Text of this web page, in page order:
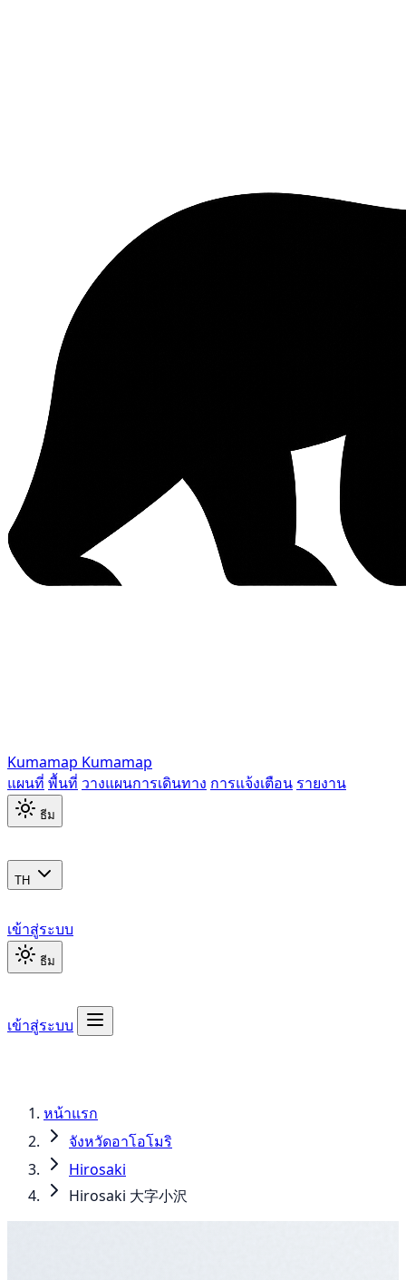
Kumamap Kumamap
แผนที่ พื้นที่ วางแผนการเดินทาง การแจ้งเตือน รายงาน
ธีม
TH
เข้าสู่ระบบ
ธีม
เข้าสู่ระบบ
หน้าแรก
จังหวัดอาโอโมริ
Hirosaki
Hirosaki 大字小沢